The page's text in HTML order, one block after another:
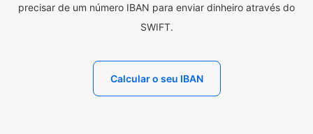
precisar de um número IBAN para enviar dinheiro através do
SWIFT.
Calcular o seu IBAN